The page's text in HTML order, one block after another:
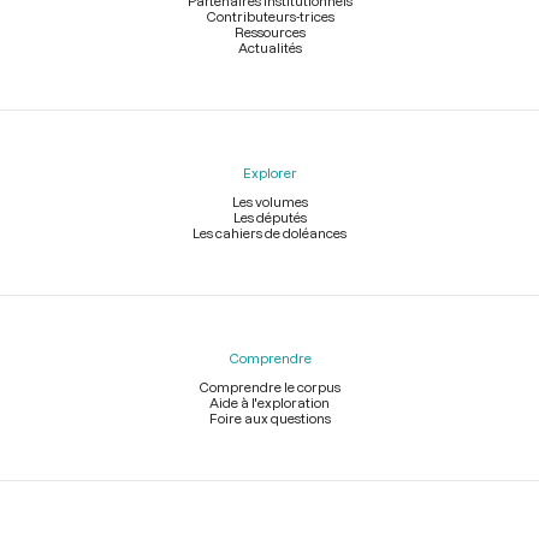
Contributeurs-trices
Ressources
Actualités
Explorer
Les volumes
Les députés
Les cahiers de doléances
Comprendre
Comprendre le corpus
Aide à l'exploration
Foire aux questions